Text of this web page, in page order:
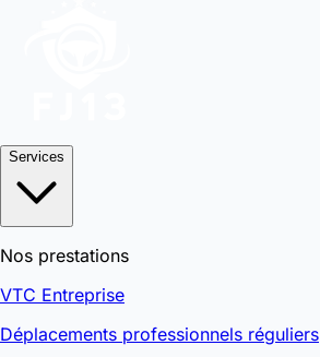
Services
Nos prestations
VTC Entreprise
Déplacements professionnels réguliers